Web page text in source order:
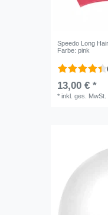
Speedo Long
Farbe: pink
13,00 € *
*inkl. ges. MwSt.